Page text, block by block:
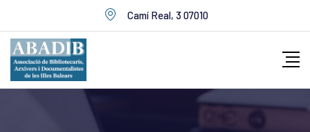
to
content
Camí Real, 3 07010